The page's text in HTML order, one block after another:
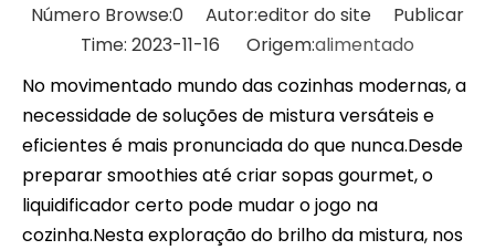
Número Browse:0 Autor:editor do site Publicar
Time: 2023-11-16 Origem:alimentado
No movimentado mundo das cozinhas modernas, a
necessidade de soluções de mistura versáteis e
eficientes é mais pronunciada do que nunca.Desde
preparar smoothies até criar sopas gourmet, o
liquidificador certo pode mudar o jogo na
cozinha.Nesta exploração do brilho da mistura, nos